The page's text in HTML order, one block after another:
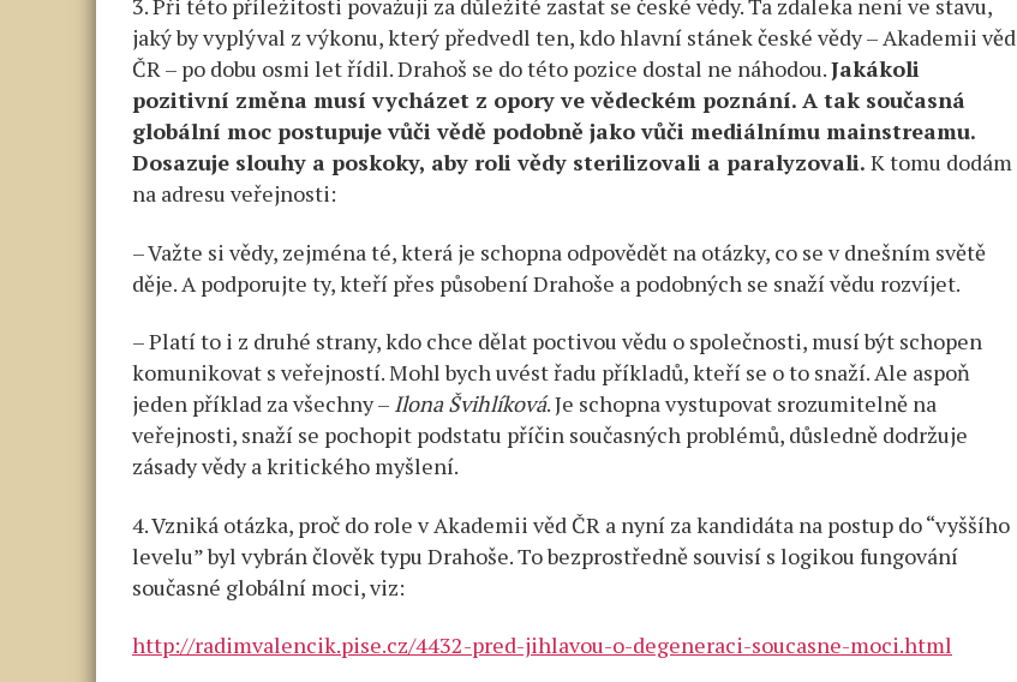
3. Při této příležitosti považuji za důležité zastat se české vědy. Ta zdaleka není ve stavu,
jaký by vyplýval z výkonu, který předvedl ten, kdo hlavní stánek české vědy – Akademii věd
ČR – po dobu osmi let řídil. Drahoš se do této pozice dostal ne náhodou.Jakákoli
pozitivní změna musí vycházet z opory ve vědeckém poznání. A tak současná
globální moc postupuje vůči vědě podobně jako vůči mediálnímu mainstreamu.
Dosazuje slouhy a poskoky, aby roli vědy sterilizovali a paralyzovali. K tomu dodám
na adresu veřejnosti:
– Važte si vědy, zejména té, která je schopna odpovědět na otázky, co se v dnešním světě
děje. A podporujte ty, kteří přes působení Drahoše a podobných se snaží vědu rozvíjet.
– Platí to i z druhé strany, kdo chce dělat poctivou vědu o společnosti, musí být schopen
komunikovat s veřejností. Mohl bych uvést řadu příkladů, kteří se o to snaží. Ale aspoň
jeden příklad za všechny – Ilona Švihlíková. Je schopna vystupovat srozumitelně na
veřejnosti, snaží se pochopit podstatu příčin současných problémů, důsledně dodržuje
zásady vědy a kritického myšlení.
4. Vzniká otázka, proč do role v Akademii věd ČR a nyní za kandidáta na postup do “vyššího
levelu” byl vybrán člověk typu Drahoše. To bezprostředně souvisí s logikou fungování
současné globální moci, viz:
http://radimvalencik.pise.cz/4432-pred-jihlavou-o-degeneraci-soucasne-moci.html